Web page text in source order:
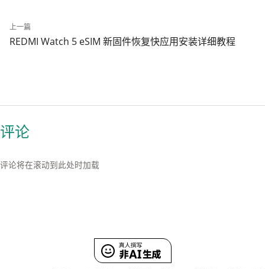
上一篇
REDMI Watch 5 eSIM 新固件恢复快应用安装详细教程
评论